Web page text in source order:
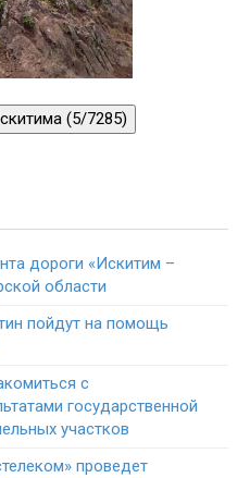
(5/7285)
дороги «Искитим –
области
пойдут на помощь
с
государственной
участков
проведет